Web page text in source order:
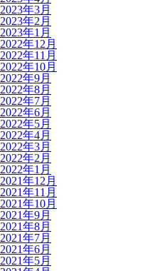
2023年3月
2023年2月
2023年1月
2022年12月
2022年11月
2022年10月
2022年9月
2022年8月
2022年7月
2022年6月
2022年5月
2022年4月
2022年3月
2022年2月
2022年1月
2021年12月
2021年11月
2021年10月
2021年9月
2021年8月
2021年7月
2021年6月
2021年5月